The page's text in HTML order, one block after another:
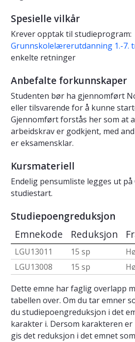
Spesielle vilkår
Krever opptak til studieprogram:
Grunnskolelærerutdanning 1.-7.
enkelte retninger
Anbefalte forkunnskaper
Studenten bør ha gjennomført
eller tilsvarende for å kunne
Gjennomført forstås her som at
arbeidskrav er godkjent, med
er eksamensklar.
Kursmateriell
Endelig pensumliste legges ut på
studiestart.
Studiepoengreduksjon
Emnekode Reduksjon
LGU13011 15 sp
LGU13008
15 sp
Dette emne har faglig overlapp
tabellen over. Om du tar emner
du studiepoengreduksjon i det
karakter i. Dersom karakteren er
gis det reduksjon i det emnet